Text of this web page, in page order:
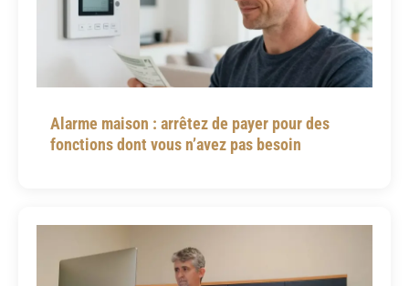
Alarme maison : arrêtez de payer pour des
fonctions dont vous n’avez pas besoin